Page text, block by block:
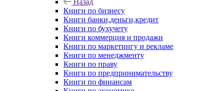
Назад
Книги по бизнесу
Книги банки,деньги,кредит
Книги по бухучету
Книги коммерция и продажи
Книги по маркетингу и рекламе
Книги по менеджменту
Книги по праву
Книги по предпринимательству
Книги по финансам